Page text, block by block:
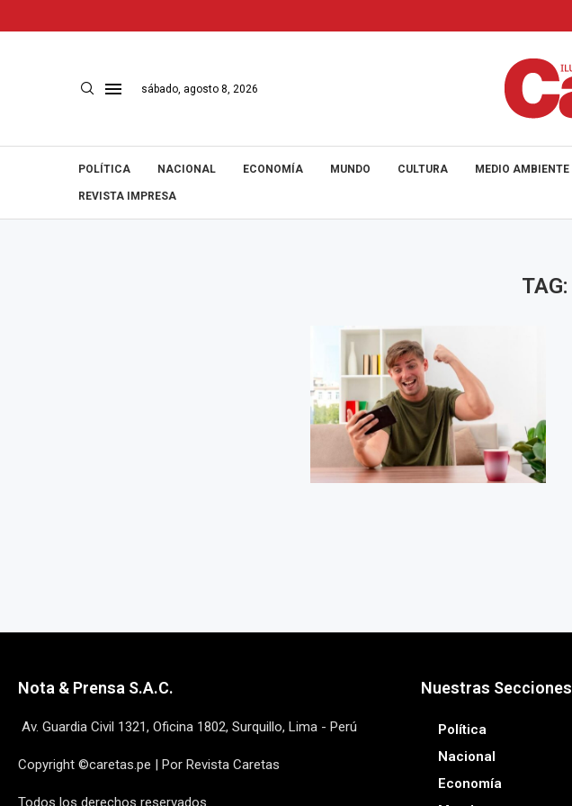
sábado, agosto 8, 2026
POLÍTICA NACIONAL ECONOMÍA MUNDO CULTURA MEDIO AMBIENTE
REVISTA IMPRESA
TAG:
Nota & Prensa S.A.C.
Av. Guardia Civil 1321, Oficina 1802, Surquillo, Lima - Perú
Copyright ©caretas.pe | Por Revista Caretas
Todos los derechos reservados
Nuestras Secciones
Política
Nacional
Economía